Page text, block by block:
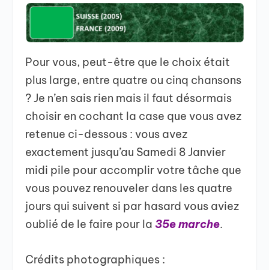
Pour vous, peut-être que le choix était
plus large, entre quatre ou cinq chansons
? Je n’en sais rien mais il faut désormais
choisir en cochant la case que vous avez
retenue ci-dessous : vous avez
exactement jusqu’au Samedi 8 Janvier
midi pile pour accomplir votre tâche que
vous pouvez renouveler dans les quatre
jours qui suivent si par hasard vous aviez
oublié de le faire pour la35e marche.
Crédits photographiques :